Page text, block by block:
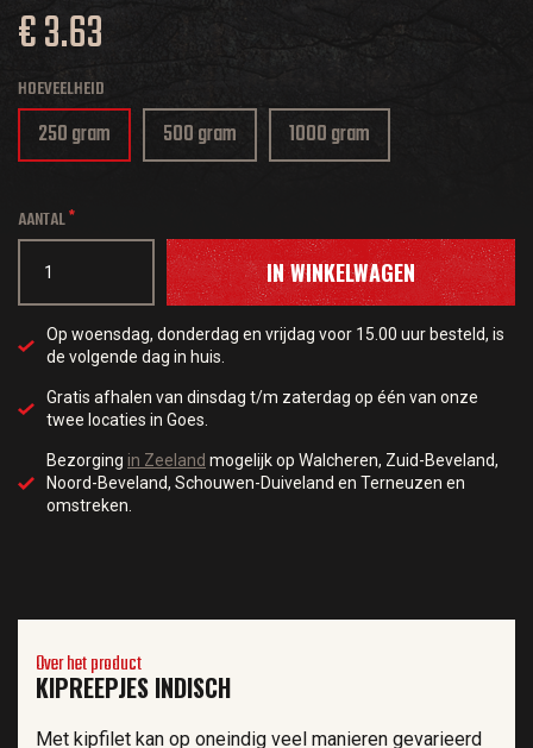
€ 3.63
HOEVEELHEID
250 gram 500 gram 1000 gram
AANTAL
IN WINKELWAGEN
Op woensdag, donderdag en vrijdag voor 15.00 uur besteld, is
de volgende dag in huis.
Gratis afhalen van dinsdag t/m zaterdag op één van onze
twee locaties in Goes.
Bezorging in Zeeland mogelijk op Walcheren, Zuid-Beveland,
Noord-Beveland, Schouwen-Duiveland en Terneuzen en
omstreken.
Over het product
KIPREEPJES INDISCH
Met kipfilet kan op oneindig veel manieren gevarieerd